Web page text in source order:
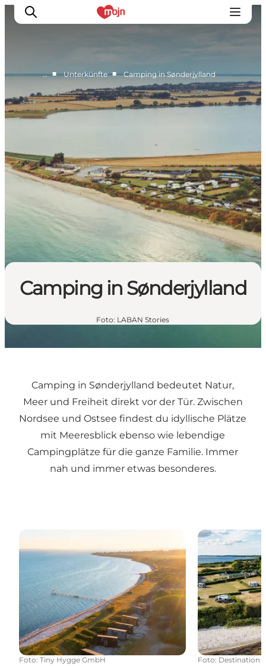
Erlebnisse
Städte und Regionen
Übernachtung
Plane deine Reise
Booking
… ■ Unterkünfte ■ Camping in Sønderjylland
Camping in Sønderjylland
Foto: LABAN Stories
Camping in Sønderjylland bedeutet Natur,
Meer und Freiheit direkt vor der Tür. Zwischen
Nordsee und Ostsee findest du idyllische Plätze
mit Meeresblick ebenso wie lebendige
Campingplätze für die ganze Familie. Immer
nah und immer etwas besonderes.
Foto: Tiny Hygge GmbH
Drejby Strand
Foto: Destination